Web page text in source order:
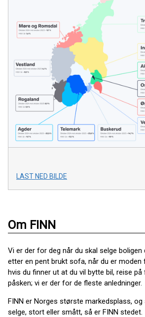
LAST NED BILDE
Om FINN
Vi er der for deg når du skal selge boligen
etter en pent brukt sofa, når du er
hvis du finner ut at du vil bytte bil, reise
påsken; vi er der for de fleste anledninger.
FINN er Norges største markedsplass, og
selge, stort eller smått, så er FINN stedet.